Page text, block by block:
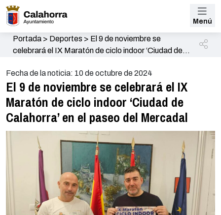
Menú
Portada> Deportes > El 9 de noviembre se
celebrará el IX Maratón de ciclo indoor ‘Ciudad de
Fecha de la noticia: 10 de octubre de 2024
El 9 de noviembre se celebrará el IX
Maratón de ciclo indoor ‘Ciudad de
Calahorra’ en el paseo del Mercadal